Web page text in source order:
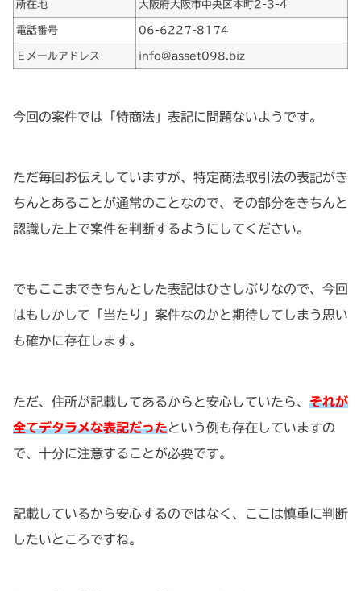
所在地 大阪府大阪市中央区本町2-3-4
電話番号 06-6227-8174
Ｅメールアドレス info@asset098.biz
今回の案件では「特商法」表記に問題ないようです。
ただ毎回お伝えしていますが、特定商法取引法の表記がき
ちんとあることが通常のことなので、その部分をきちんと
認識した上で案件を判断するようにしてください。
でもここまできちんとした表記はひさしぶりなので、今回
はもしかして「当たり」案件なのかと期待してしまう思い
も確かに存在します。
ただ、住所が記載してあるからと安心していたら、 それが
全てデタラメな表記だったという例も存在していますの
で、十分に注意することが必要です。
記載しているから安心するのではなく、ここは慎重に判断
したいところですね。